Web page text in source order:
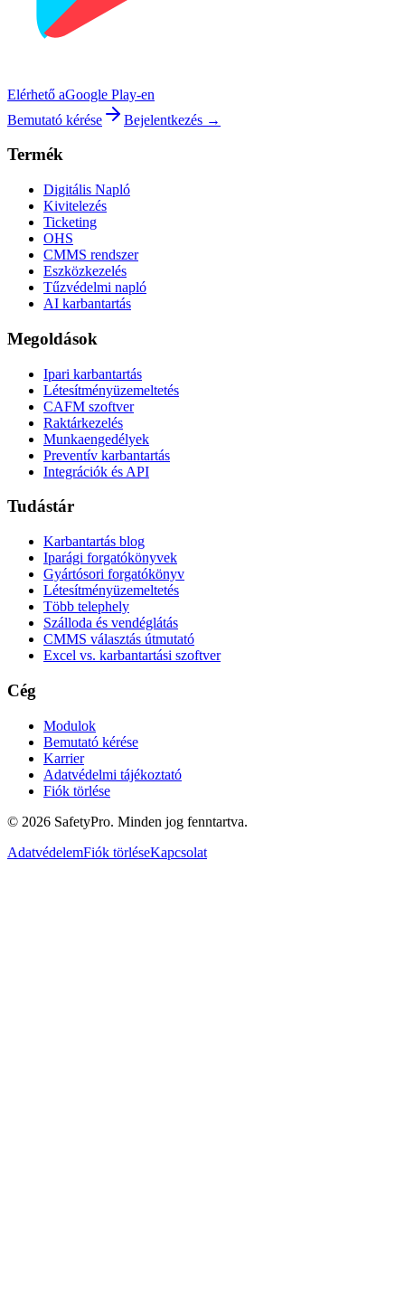
Elérhető aGoogle Play-en
Bemutató kérése
Bejelentkezés →
Termék
Digitális Napló
Kivitelezés
Ticketing
OHS
CMMS rendszer
Eszközkezelés
Tűzvédelmi napló
AI karbantartás
Megoldások
Ipari karbantartás
Létesítményüzemeltetés
CAFM szoftver
Raktárkezelés
Munkaengedélyek
Preventív karbantartás
Integrációk és API
Tudástár
Karbantartás blog
Iparági forgatókönyvek
Gyártósori forgatókönyv
Létesítményüzemeltetés
Több telephely
Szálloda és vendéglátás
CMMS választás útmutató
Excel vs. karbantartási szoftver
Cég
Modulok
Bemutató kérése
Karrier
Adatvédelmi tájékoztató
Fiók törlése
© 2026 SafetyPro. Minden jog fenntartva.
AdatvédelemFiók törléseKapcsolat